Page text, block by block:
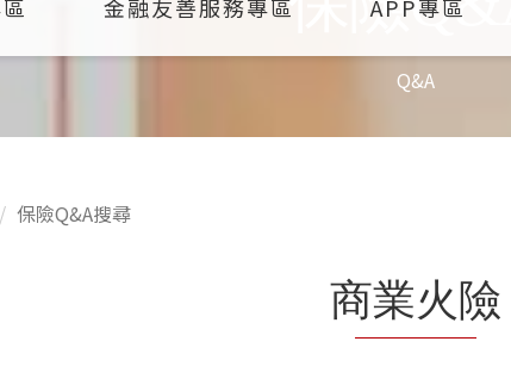
金融友善服務專區 APP專區
Q&A
保險Q&A搜尋
商業火險